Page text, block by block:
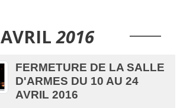
AVRIL 2016
FERMETURE DE LA SALLE
D'ARMES DU 10 AU 24
AVRIL 2016